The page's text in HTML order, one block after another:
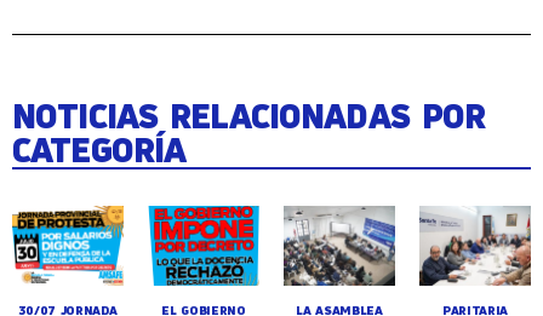
NOTICIAS RELACIONADAS POR
CATEGORÍA
30/07 JORNADA EL GOBIERNO LA ASAMBLEA PARITARIA